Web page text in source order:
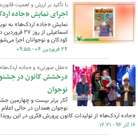
با تأکید بر ارزش و اهمیت
اجرای نمایش «جاده
نمایش «جاده اردک‌ها» به
اسماعیلی از
کودکان و نوجوانان اجرا
۲۴ فروردین ۰۴ - ۰۹:۵۵
«عقل صورتی» و «جاده‌ اردک‌ها»
درخشش کانون در
نوجوان
آثار برتر بیست و چهارمین
نوجوان همدان در حالی
«جاده‌ اردک‌ها» از تولیدات کانون پرورش فکری در این
۱۶ آذر ۹۶ - ۱۲:۲۱